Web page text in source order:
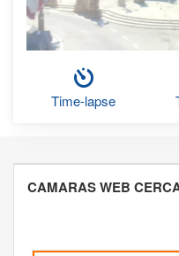
Time-lapse
CAMARAS WEB